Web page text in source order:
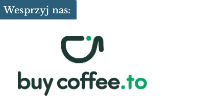
Wesprzyj nas: